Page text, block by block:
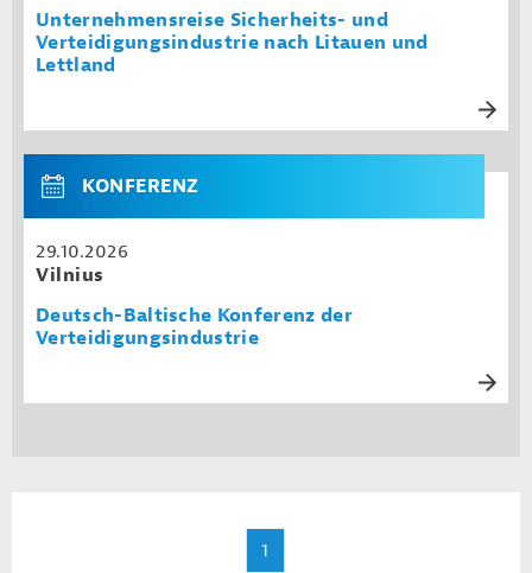
Unternehmensreise Sicherheits- und
Verteidigungsindustrie nach Litauen und
Lettland
KONFERENZ
29.10.2026
Vilnius
Deutsch-Baltische Konferenz der
Verteidigungsindustrie
1